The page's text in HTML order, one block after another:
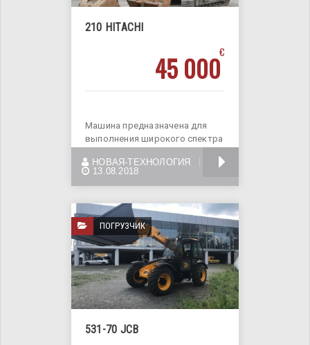
210 HITACHI
€
45 000
Машина предназначена для
выполнения широкого спектра
которых:
НОВАЯ-ТЕХНОЛОГИЯ
13.08.2018
ПОГРУЗЧИК
531-70 JCB